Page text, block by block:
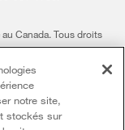
Canada. Tous droits
Century, Mississauga
notre site,
stockés sur